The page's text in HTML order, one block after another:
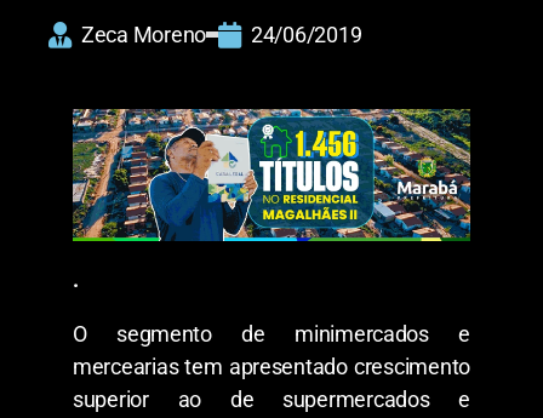
Zeca Moreno 24/06/2019
.
O segmento de minimercados e
mercearias tem apresentado crescimento
superior ao de supermercados e